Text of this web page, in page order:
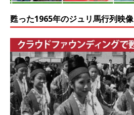
甦った1965年のジュリ馬行列映像